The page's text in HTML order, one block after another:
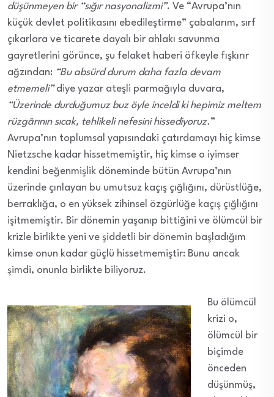
düşünmeyen bir “sığır nasyonalizmi”. Ve “Avrupa’nın
küçük devlet politikasını ebedileştirme” çabalarım, sırf
çıkarlara ve ticarete dayalı bir ahlakı savunma
gayretlerini görünce, şu felaket haberi öfkeyle fışkırır
ağzından: “Bu absürd durum daha fazla devam
etmemeli”diye yazar ateşli parmağıyla duvara,
“Üzerinde durduğumuz buz öyle inceldi ki hepimiz meltem
rüzgârının sıcak, tehlikeli nefesini hissediyoruz.”
Avrupa’nın toplumsal yapısındaki çatırdamayı hiç kimse
Nietzsche kadar hissetmemiştir, hiç kimse o iyimser
kendini beğenmişlik döneminde bütün Avrupa’nın
üzerinde çınlayan bu umutsuz kaçış çığlığını, dürüstlüğe,
berraklığa, o en yüksek zihinsel özgürlüğe kaçış çığlığını
işitmemiştir. Bir dönemin yaşanıp bittiğini ve ölümcül bir
krizle birlikte yeni ve şiddetli bir dönemin başladığım
kimse onun kadar güçlü hissetmemiştir: Bunu ancak
şimdi, onunla birlikte biliyoruz.
Bu ölümcül
krizi o,
ölümcül bir
biçimde
önceden
düşünmüş,